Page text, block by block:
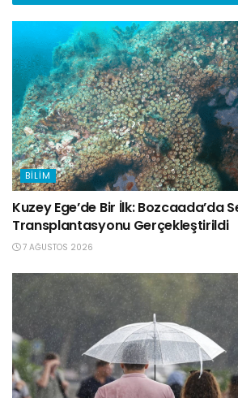
BILIM
Kuzey Ege’de Bir İlk: Bozcaada’da
Transplantasyonu Gerçekleştirildi
7 AĞUSTOS 2026